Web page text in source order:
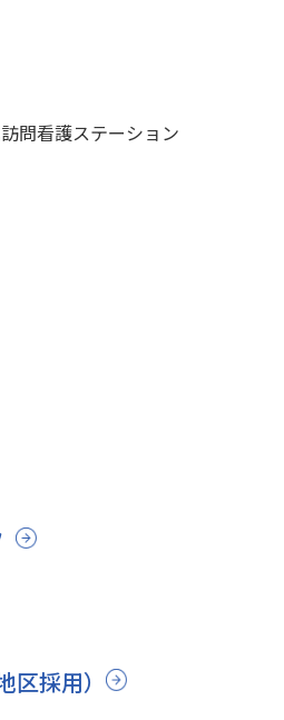
問看護ステーション
区採用）